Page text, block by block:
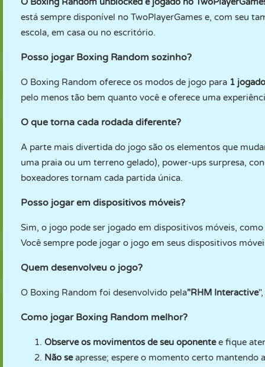
está sempre disponível no TwoPlayerGames e, com seu
escola, em casa ou no escritório.
Posso jogar Boxing Random sozinho?
O Boxing Random oferece os modos de jogo para 1
pelo menos tão bem quanto você e oferece uma
O que torna cada rodada diferente?
A parte mais divertida do jogo são os elementos que
uma praia ou um terreno gelado), power-ups surpresa,
boxeadores tornam cada partida única.
Posso jogar em dispositivos móveis?
Sim, o jogo pode ser jogado em dispositivos móveis,
Você sempre pode jogar o jogo em seus dispositivos
Quem desenvolveu o jogo?
O Boxing Random foi desenvolvido pela"RHM Interactive
Como jogar Boxing Random melhor?
Observe os movimentos de seu oponentee fique
Não seapresse; espere o momento certo mantendo